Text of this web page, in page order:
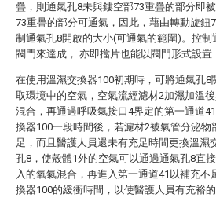
疊，則通氣孔8未與鏤空部73重疊的部分即
73重疊的部分可通氣，因此，藉由轉動旋
制通氣孔8開啟的大小(可通氣的範圍)。控
閥門來達成， 亦即擋片也能以閥門形式設置
在使用溫濕交換器100初期時，可將通氣孔
取環境中的空氣，空氣流經濾材2加濕加溫
混合，再通過呼吸氣接口4界定的第一通道
換器100一段時間後，若濾材2被氣管分泌
足，而且醫護人員還未有充足時間更換溫濕
孔8，使殼體1外的空氣可以通過通氣孔8直
入的氧氣混合，再進入第一通道41以補充
換器100的緩衝時間，以使醫護人員有充裕